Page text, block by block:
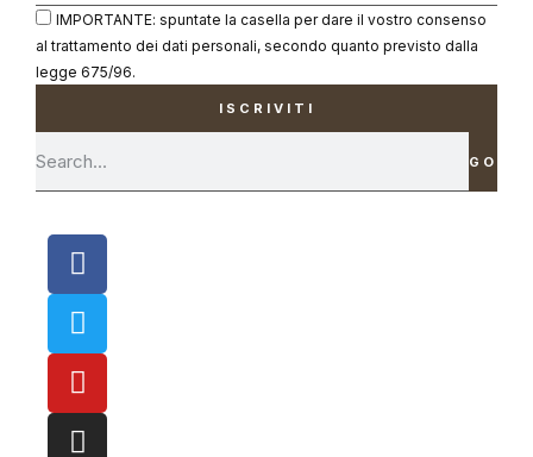
IMPORTANTE: spuntate la casella per dare il vostro consenso
al trattamento dei dati personali, secondo quanto previsto dalla
legge 675/96.
ISCRIVITI
GO